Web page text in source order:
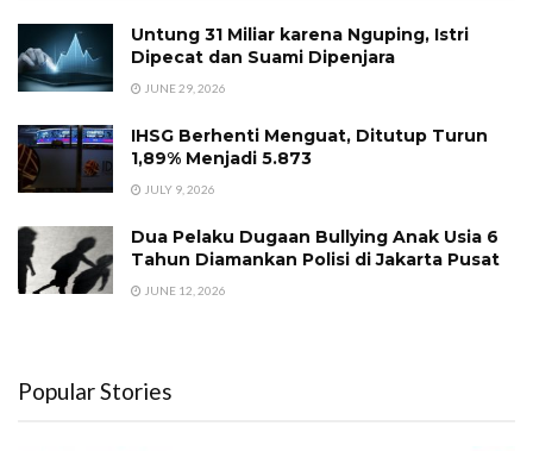
Untung 31 Miliar karena Nguping, Istri
Dipecat dan Suami Dipenjara
JUNE 29, 2026
IHSG Berhenti Menguat, Ditutup Turun
1,89% Menjadi 5.873
JULY 9, 2026
Dua Pelaku Dugaan Bullying Anak Usia 6
Tahun Diamankan Polisi di Jakarta Pusat
JUNE 12, 2026
Popular Stories